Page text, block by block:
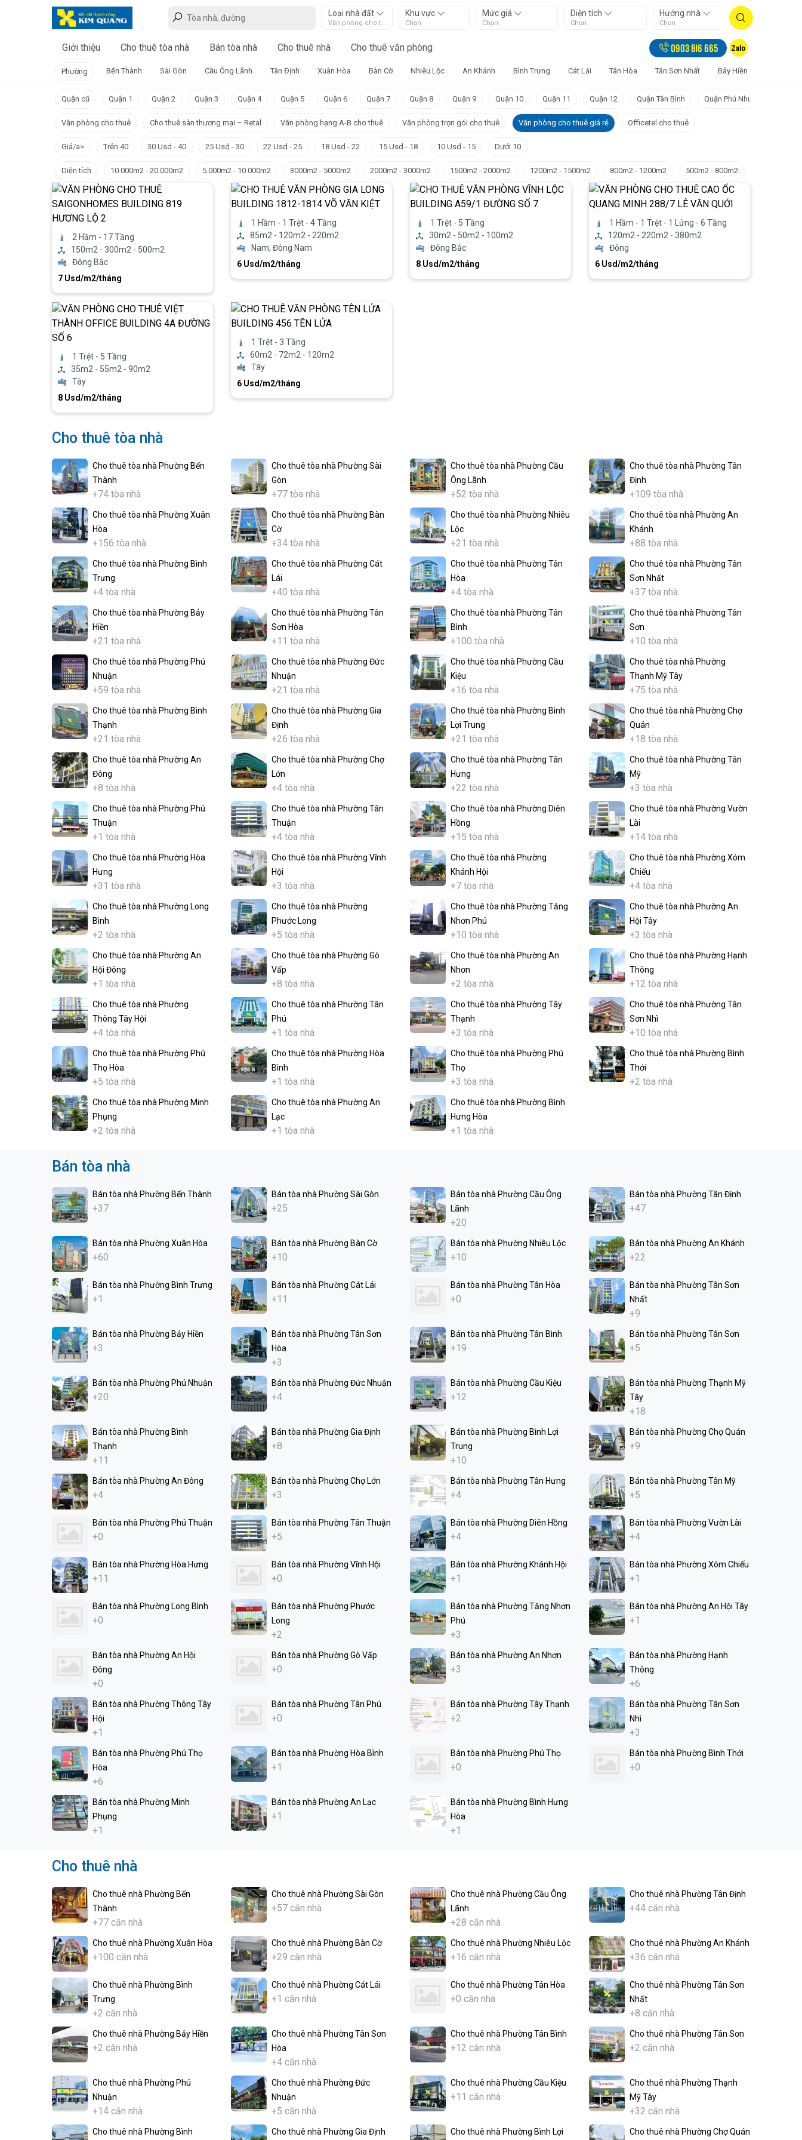
Loại nhà đất
Văn phòng cho thuê giá rẻ
Khu vực
Chọn
Mức giá
Chọn
Diện tích
Chọn
Hướng nhà
Chọn
Giới thiệu Cho thuê tòa nhà Bán tòa nhà Cho thuê nhà Cho thuê văn phòng 0903 816 665 Zalo
Phường Bến Thành Sài Gòn Cầu Ông Lãnh Tân Định Xuân Hòa Bàn Cờ Nhiêu Lộc An Khánh Bình Trưng Cát Lái Tân Hòa Tân Sơn Nhất Bảy Hiền
Quận cũ Quận 1 Quận 2 Quận 3 Quận 4 Quận 5 Quận 6 Quận 7 Quận 8 Quận 9 Quận 10 Quận 11 Quận 12 Quận Tân Bình Quận Phú Nhuận
Văn phòng cho thuê Cho thuê sàn thương mại – Retal Văn phòng hạng A-B cho thuê Văn phòng trọn gói cho thuê Văn phòng cho thuê giá rẻ Officetel cho thuê
Giá/a> Trên 40 30 Usd - 40 25 Usd - 30 22 Usd - 25 18 Usd - 22 15 Usd - 18 10 Usd - 15 Dưới 10
Diện tích 10.000m2 - 20.000m2 5.000m2 - 10.000m2 3000m2 - 5000m2 2000m2 - 3000m2 1500m2 - 2000m2 1200m2 - 1500m2 800m2 - 1200m2 500m2 - 800m2
2 Hầm - 17 Tầng
150m2 - 300m2 - 500m2
Đông Bắc
7 Usd/m2/tháng
1 Hầm - 1 Trệt - 4 Tầng
85m2 - 120m2 - 220m2
Nam, Đông Nam
6 Usd/m2/tháng
1 Trệt - 5 Tầng
30m2 - 50m2 - 100m2
Đông Bắc
8 Usd/m2/tháng
1 Hầm - 1 Trệt - 1 Lửng - 6 Tầng
120m2 - 220m2 - 380m2
Đông
6 Usd/m2/tháng
1 Trệt - 5 Tầng
35m2 - 55m2 - 90m2
Tây
8 Usd/m2/tháng
1 Trệt - 3 Tầng
60m2 - 72m2 - 120m2
Tây
6 Usd/m2/tháng
Cho thuê tòa nhà
Cho thuê tòa nhà Phường Bến
Thành
+74 tòa nhà
Cho thuê tòa nhà Phường Sài
Gòn
+77 tòa nhà
Cho thuê tòa nhà Phường Cầu
Ông Lãnh
+52 tòa nhà
Cho thuê tòa nhà Phường Tân
Định
+109 tòa nhà
Cho thuê tòa nhà Phường Xuân
Hòa
+156 tòa nhà
Cho thuê tòa nhà Phường Bàn
Cờ
+34 tòa nhà
Cho thuê tòa nhà Phường Nhiêu
Lộc
+21 tòa nhà
Cho thuê tòa nhà Phường An
Khánh
+88 tòa nhà
Cho thuê tòa nhà Phường Bình
Trưng
+4 tòa nhà
Cho thuê tòa nhà Phường Cát
Lái
+40 tòa nhà
Cho thuê tòa nhà Phường Tân
Hòa
+4 tòa nhà
Cho thuê tòa nhà Phường Tân
Sơn Nhất
+37 tòa nhà
Cho thuê tòa nhà Phường Bảy
Hiền
+21 tòa nhà
Cho thuê tòa nhà Phường Tân
Sơn Hòa
+11 tòa nhà
Cho thuê tòa nhà Phường Tân
Bình
+100 tòa nhà
Cho thuê tòa nhà Phường Tân
Sơn
+10 tòa nhà
Cho thuê tòa nhà Phường Phú
Nhuận
+59 tòa nhà
Cho thuê tòa nhà Phường Đức
Nhuận
+21 tòa nhà
Cho thuê tòa nhà Phường Cầu
Kiệu
+16 tòa nhà
Cho thuê tòa nhà Phường
Thạnh Mỹ Tây
+75 tòa nhà
Cho thuê tòa nhà Phường Bình
Thạnh
+21 tòa nhà
Cho thuê tòa nhà Phường Gia
Định
+26 tòa nhà
Cho thuê tòa nhà Phường Bình
Lợi Trung
+21 tòa nhà
Cho thuê tòa nhà Phường Chợ
Quán
+18 tòa nhà
Cho thuê tòa nhà Phường An
Đông
+8 tòa nhà
Cho thuê tòa nhà Phường Chợ
Lớn
+4 tòa nhà
Cho thuê tòa nhà Phường Tân
Hưng
+22 tòa nhà
Cho thuê tòa nhà Phường Tân
Mỹ
+3 tòa nhà
Cho thuê tòa nhà Phường Phú
Thuận
+1 tòa nhà
Cho thuê tòa nhà Phường Tân
Thuận
+4 tòa nhà
Cho thuê tòa nhà Phường Diên
Hồng
+15 tòa nhà
Cho thuê tòa nhà Phường Vườn
Lài
+14 tòa nhà
Cho thuê tòa nhà Phường Hòa
Hưng
+31 tòa nhà
Cho thuê tòa nhà Phường Vĩnh
Hội
+3 tòa nhà
Cho thuê tòa nhà Phường
Khánh Hội
+7 tòa nhà
Cho thuê tòa nhà Phường Xóm
Chiếu
+4 tòa nhà
Cho thuê tòa nhà Phường Long
Bình
+2 tòa nhà
Cho thuê tòa nhà Phường
Phước Long
+5 tòa nhà
Cho thuê tòa nhà Phường Tăng
Nhơn Phú
+10 tòa nhà
Cho thuê tòa nhà Phường An
Hội Tây
+3 tòa nhà
Cho thuê tòa nhà Phường An
Hội Đông
+1 tòa nhà
Cho thuê tòa nhà Phường Gò
Vấp
+8 tòa nhà
Cho thuê tòa nhà Phường An
Nhơn
+2 tòa nhà
Cho thuê tòa nhà Phường Hạnh
Thông
+12 tòa nhà
Cho thuê tòa nhà Phường
Thông Tây Hội
+4 tòa nhà
Cho thuê tòa nhà Phường Tân
Phú
+1 tòa nhà
Cho thuê tòa nhà Phường Tây
Thạnh
+3 tòa nhà
Cho thuê tòa nhà Phường Tân
Sơn Nhì
+10 tòa nhà
Cho thuê tòa nhà Phường Phú
Thọ Hòa
+5 tòa nhà
Cho thuê tòa nhà Phường Hòa
Bình
+1 tòa nhà
Cho thuê tòa nhà Phường Phú
Thọ
+3 tòa nhà
Cho thuê tòa nhà Phường Bình
Thới
+2 tòa nhà
Cho thuê tòa nhà Phường Minh
Phụng
+2 tòa nhà
Cho thuê tòa nhà Phường An
Lạc
+1 tòa nhà
Cho thuê tòa nhà Phường Bình
Hưng Hòa
+1 tòa nhà
Bán tòa nhà
Bán tòa nhà Phường Bến Thành
+37
Bán tòa nhà Phường Sài Gòn
+25
Bán tòa nhà Phường Cầu Ông
Lãnh
+20
Bán tòa nhà Phường Tân Định
+47
Bán tòa nhà Phường Xuân Hòa
+60
Bán tòa nhà Phường Bàn Cờ
+10
Bán tòa nhà Phường Nhiêu Lộc
+10
Bán tòa nhà Phường An Khánh
+22
Bán tòa nhà Phường Bình Trưng
+1
Bán tòa nhà Phường Cát Lái
+11
Bán tòa nhà Phường Tân Hòa
+0
Bán tòa nhà Phường Tân Sơn
Nhất
+9
Bán tòa nhà Phường Bảy Hiền
+3
Bán tòa nhà Phường Tân Sơn
Hòa
+3
Bán tòa nhà Phường Tân Bình
+19
Bán tòa nhà Phường Tân Sơn
+5
Bán tòa nhà Phường Phú Nhuận
+20
Bán tòa nhà Phường Đức Nhuận
+4
Bán tòa nhà Phường Cầu Kiệu
+12
Bán tòa nhà Phường Thạnh Mỹ
Tây
+18
Bán tòa nhà Phường Bình
Thạnh
+11
Bán tòa nhà Phường Gia Định
+8
Bán tòa nhà Phường Bình Lợi
Trung
+10
Bán tòa nhà Phường Chợ Quán
+9
Bán tòa nhà Phường An Đông
+4
Bán tòa nhà Phường Chợ Lớn
+3
Bán tòa nhà Phường Tân Hưng
+4
Bán tòa nhà Phường Tân Mỹ
+5
Bán tòa nhà Phường Phú Thuận
+0
Bán tòa nhà Phường Tân Thuận
+5
Bán tòa nhà Phường Diên Hồng
+4
Bán tòa nhà Phường Vườn Lài
+4
Bán tòa nhà Phường Hòa Hưng
+11
Bán tòa nhà Phường Vĩnh Hội
+0
Bán tòa nhà Phường Khánh Hội
+1
Bán tòa nhà Phường Xóm Chiếu
+1
Bán tòa nhà Phường Long Bình
+0
Bán tòa nhà Phường Phước
Long
+2
Bán tòa nhà Phường Tăng Nhơn
Phú
+3
Bán tòa nhà Phường An Hội Tây
+1
Bán tòa nhà Phường An Hội
Đông
+0
Bán tòa nhà Phường Gò Vấp
+0
Bán tòa nhà Phường An Nhơn
+3
Bán tòa nhà Phường Hạnh
Thông
+6
Bán tòa nhà Phường Thông Tây
Hội
+1
Bán tòa nhà Phường Tân Phú
+0
Bán tòa nhà Phường Tây Thạnh
+2
Bán tòa nhà Phường Tân Sơn
Nhì
+3
Bán tòa nhà Phường Phú Thọ
Hòa
+6
Bán tòa nhà Phường Hòa Bình
+1
Bán tòa nhà Phường Phú Thọ
+0
Bán tòa nhà Phường Bình Thới
+0
Bán tòa nhà Phường Minh
Phụng
+1
Bán tòa nhà Phường An Lạc
+1
Bán tòa nhà Phường Bình Hưng
Hòa
+1
Cho thuê nhà
Cho thuê nhà Phường Bến
Thành
+77 căn nhà
Cho thuê nhà Phường Sài Gòn
+57 căn nhà
Cho thuê nhà Phường Cầu Ông
Lãnh
+28 căn nhà
Cho thuê nhà Phường Tân Định
+44 căn nhà
Cho thuê nhà Phường Xuân Hòa
+100 căn nhà
Cho thuê nhà Phường Bàn Cờ
+29 căn nhà
Cho thuê nhà Phường Nhiêu Lộc
+16 căn nhà
Cho thuê nhà Phường An Khánh
+36 căn nhà
Cho thuê nhà Phường Bình
Trưng
+2 căn nhà
Cho thuê nhà Phường Cát Lái
+1 căn nhà
Cho thuê nhà Phường Tân Hòa
+0 căn nhà
Cho thuê nhà Phường Tân Sơn
Nhất
+8 căn nhà
Cho thuê nhà Phường Bảy Hiền
+2 căn nhà
Cho thuê nhà Phường Tân Sơn
Hòa
+4 căn nhà
Cho thuê nhà Phường Tân Bình
+12 căn nhà
Cho thuê nhà Phường Tân Sơn
+2 căn nhà
Cho thuê nhà Phường Phú
Nhuận
+14 căn nhà
Cho thuê nhà Phường Đức
Nhuận
+5 căn nhà
Cho thuê nhà Phường Cầu Kiệu
+11 căn nhà
Cho thuê nhà Phường Thạnh
Mỹ Tây
+32 căn nhà
Cho thuê nhà Phường Bình Cho thuê nhà Phường Gia Định Cho thuê nhà Phường Bình Lợi Cho thuê nhà Phường Chợ Quán